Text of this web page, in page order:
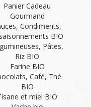
Panier Cadeau
Gourmand
Condiments,
BIO
Pâtes,
Riz BIO
Farine BIO
Café, Thé
BIO
et miel BIO